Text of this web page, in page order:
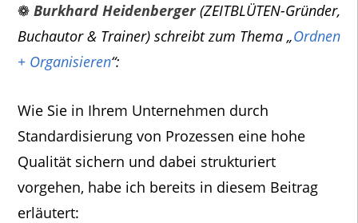
❁ Burkhard Heidenberger(ZEITBLÜTEN-Gründer,
Buchautor & Trainer) schreibt zum Thema „Ordnen
+ Organisieren“:
Wie Sie in Ihrem Unternehmen durch
Standardisierung von Prozessen eine hohe
Qualität sichern und dabei strukturiert
vorgehen, habe ich bereits in diesem Beitrag
erläutert: